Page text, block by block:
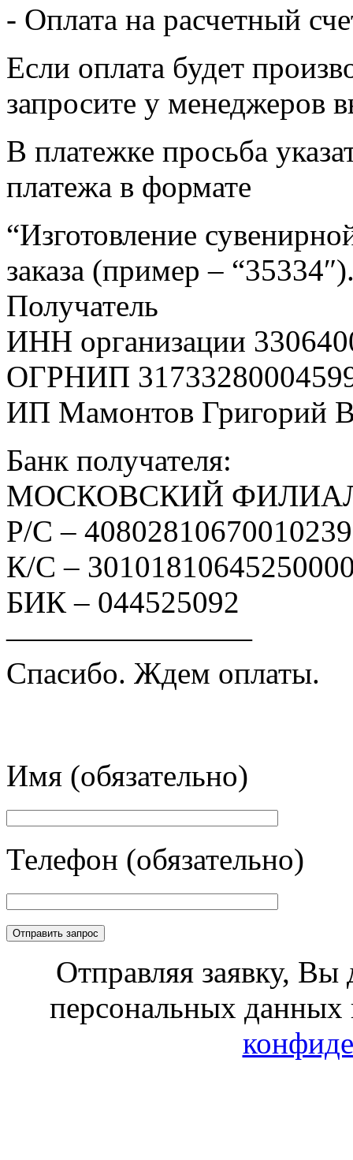
- Оплата на расчетный
Если оплата будет
запросите у менеджеров
В платежке просьба
платежа в формате
“Изготовление
заказа (пример –
Получатель
ИНН организации
ОГРНИП
ИП Мамонтов Григорий
Банк получателя:
МОСКОВСКИЙ
Р/С –
К/С –
БИК – 044525092
————————
Спасибо. Ждем оплаты.
Имя (обязательно)
Телефон (обязательно)
Отправляя заявку, Вы
персональных данных